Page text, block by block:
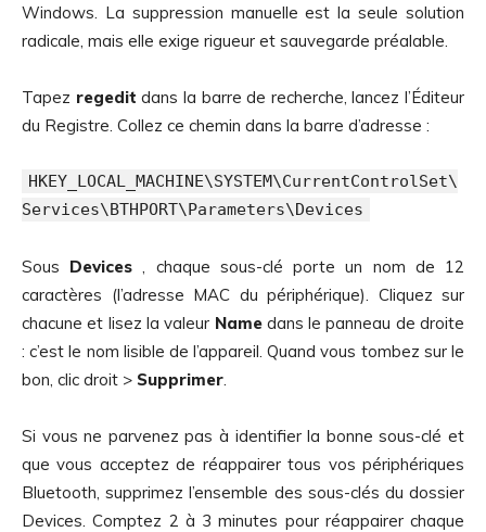
Windows. La suppression manuelle est la seule solution
radicale, mais elle exige rigueur et sauvegarde préalable.
Tapez regedit dans la barre de recherche, lancez l’Éditeur
du Registre. Collez ce chemin dans la barre d’adresse :
HKEY_LOCAL_MACHINE\SYSTEM\CurrentControlSet\
Services\BTHPORT\Parameters\Devices
Sous Devices , chaque sous-clé porte un nom de 12
caractères (l’adresse MAC du périphérique). Cliquez sur
chacune et lisez la valeur Namedans le panneau de droite
: c’est le nom lisible de l’appareil. Quand vous tombez sur le
bon, clic droit > Supprimer
Si vous ne parvenez pas à identifier la bonne sous-clé et
que vous acceptez de réappairer tous vos périphériques
Bluetooth, supprimez l’ensemble des sous-clés du dossier
Devices. Comptez 2 à 3 minutes pour réappairer chaque